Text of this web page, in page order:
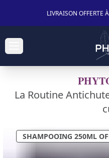
LIVRAISON OFFERTE
La Routine
SHAMPOOING 250ML